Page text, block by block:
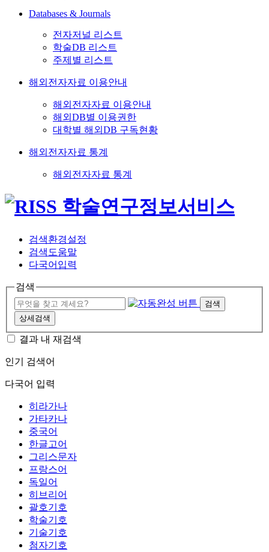
Databases & Journals
전자저널 리스트
학술DB 리스트
주제별 리스트
해외전자자료 이용안내
해외전자자료 이용안내
해외DB별 이용권한
대학별 해외DB 구독현황
해외전자자료 통계
해외전자자료 통계
검색환경설정
검색도움말
다국어입력
검색
검색
상세검색
결과 내 재검색
인기 검색어
다국어 입력
히라가나
가타카나
중국어
한글고어
그리스문자
프랑스어
독일어
히브리어
괄호기호
학술기호
기술기호
첨자기호